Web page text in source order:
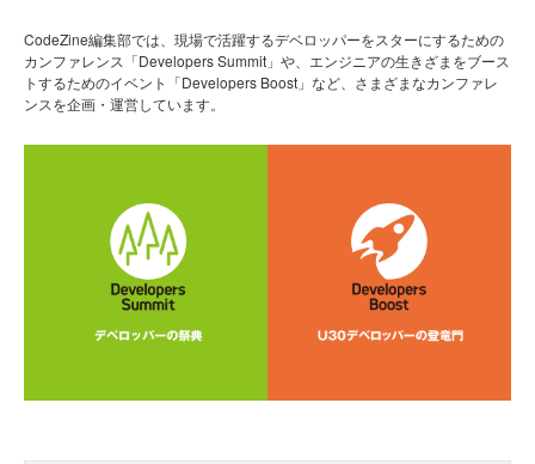
CodeZine編集部では、現場で活躍するデベロッパーをスターにするための
カンファレンス「Developers Summit」や、エンジニアの生きざまをブース
トするためのイベント「Developers Boost」など、さまざまなカンファレ
ンスを企画・運営しています。